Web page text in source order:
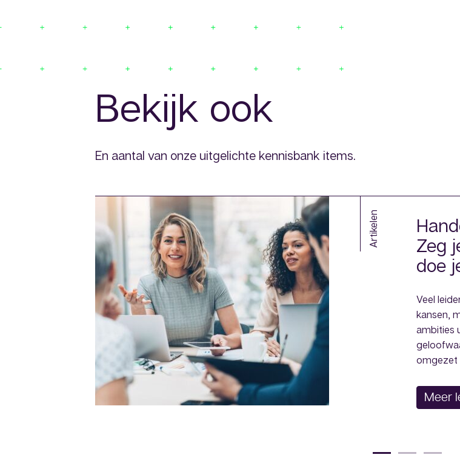
Bekijk ook
En aantal van onze uitgelichte kennisbank items.
Artikelen
Zeg
doe
Veel
kansen,
ambities
omgezet
Meer